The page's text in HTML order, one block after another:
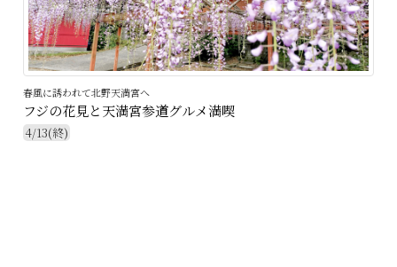
春風に誘われて北野天満宮へ
フジの花見と天満宮参道グルメ満喫
4/13(終)